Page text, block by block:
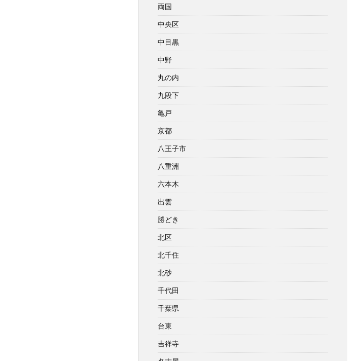
両国
中央区
中目黒
中野
丸の内
九段下
亀戸
京都
八王子市
八重洲
六本木
出雲
勝どき
北区
北千住
北砂
千代田
千葉県
台東
吉祥寺